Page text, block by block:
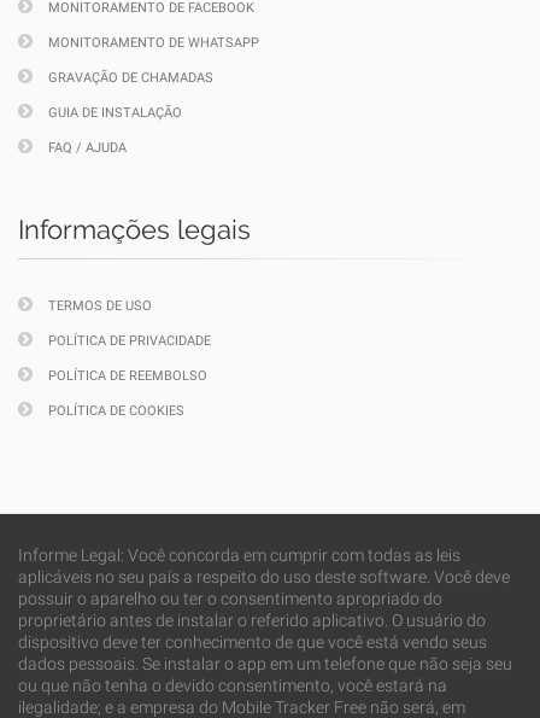
MONITORAMENTO DE FACEBOOK
MONITORAMENTO DE WHATSAPP
GRAVAÇÃO DE CHAMADAS
GUIA DE INSTALAÇÃO
FAQ / AJUDA
Informações legais
TERMOS DE USO
POLÍTICA DE PRIVACIDADE
POLÍTICA DE REEMBOLSO
POLÍTICA DE COOKIES
Informe Legal: Você concorda em cumprir com todas as leis
aplicáveis no seu país a respeito do uso deste software. Você deve
possuir o aparelho ou ter o consentimento apropriado do
proprietário antes de instalar o referido aplicativo. O usuário do
dispositivo deve ter conhecimento de que você está vendo seus
dados pessoais. Se instalar o app em um telefone que não seja seu
ou que não tenha o devido consentimento, você estará na
ilegalidade; e a empresa do Mobile Tracker Free não será, em